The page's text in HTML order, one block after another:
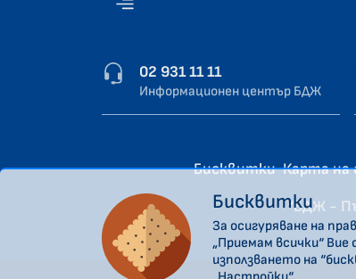
02 931 11 11
Информационен център БДЖ
Бисквитки Карта на
“БДЖ -
Бисквитки
За осигуряване на
„Приемам всички“
използването на